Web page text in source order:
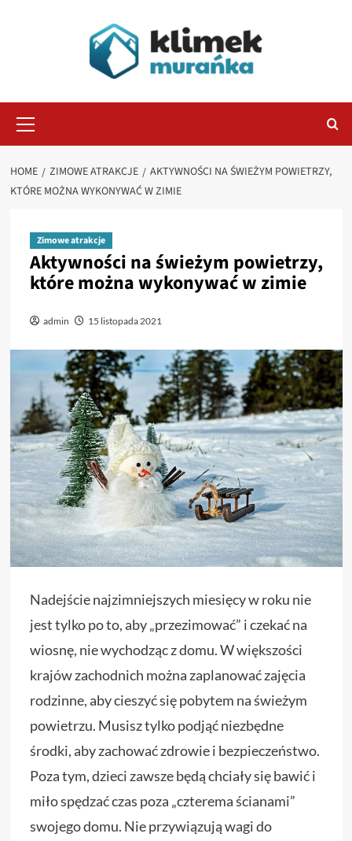
Menu
HOME ZIMOWE ATRAKCJE
AKTYWNOŚCI NA ŚWIEŻYM POWIETRZY,
KTÓRE MOŻNA WYKONYWAĆ W ZIMIE
Zimowe atrakcje
Aktywności na świeżym powietrzy,
które można wykonywać w zimie
admin 15 listopada 2021
Nadejście najzimniejszych miesięcy w roku nie
jest tylko po to, aby „przezimować” i czekać na
wiosnę, nie wychodząc z domu. W większości
krajów zachodnich można zaplanować zajęcia
rodzinne, aby cieszyć się pobytem na świeżym
powietrzu. Musisz tylko podjąć niezbędne
środki, aby zachować zdrowie i bezpieczeństwo.
Poza tym, dzieci zawsze będą chciały się bawić i
miło spędzać czas poza „czterema ścianami”
swojego domu. Nie przywiązują wagi do